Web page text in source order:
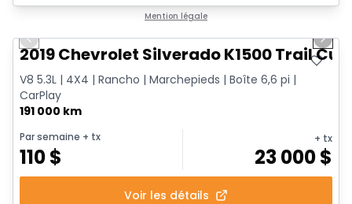
Mention légale
Previous slide Next
2019 Chevrolet Silverado K1500 Trail
V8 5.3L | 4X4 | Rancho | Marchepieds | Boîte 6,6 pi |
CarPlay
191 000 km
Par semaine + tx
110$
+ tx
23 000$
Voir les détails